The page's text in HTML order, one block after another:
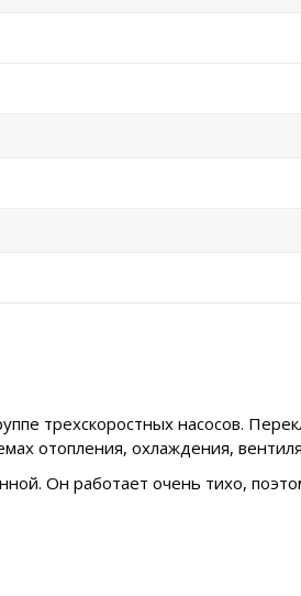
трехскоростных насосов.
отопления, охлаждения,
Он работает очень тихо,